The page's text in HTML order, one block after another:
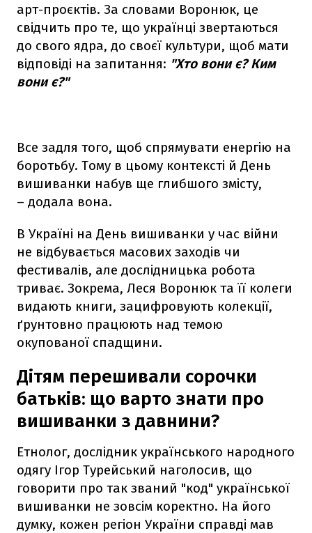
арт-проєктів. За словами Воронюк, це
свідчить про те, що українці звертаються
до свого ядра, до своєї культури, щоб мати
відповіді на запитання: "Хто вони є? Ким
вони є?"
Все задля того, щоб спрямувати енергію на
боротьбу. Тому в цьому контексті й День
вишиванки набув ще глибшого змісту,
– додала вона.
В Україні на День вишиванки у час війни
не відбувається масових заходів чи
фестивалів, але дослідницька робота
триває. Зокрема, Леся Воронюк та її колеги
видають книги, зацифровують колекції,
ґрунтовно працюють над темою
окупованої спадщини.
Дітям перешивали сорочки
батьків: що варто знати про
вишиванки з давнини?
Етнолог, дослідник українського народного
одягу Ігор Турейський наголосив, що
говорити про так званий "код" української
вишиванки не зовсім коректно. На його
думку, кожен регіон України справді мав